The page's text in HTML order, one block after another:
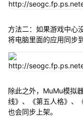
方法二：如果游戏中心
将电脑里面的应用同步
除此之外，MuMu模拟
线》、《第五人格》、
也会同步上架。